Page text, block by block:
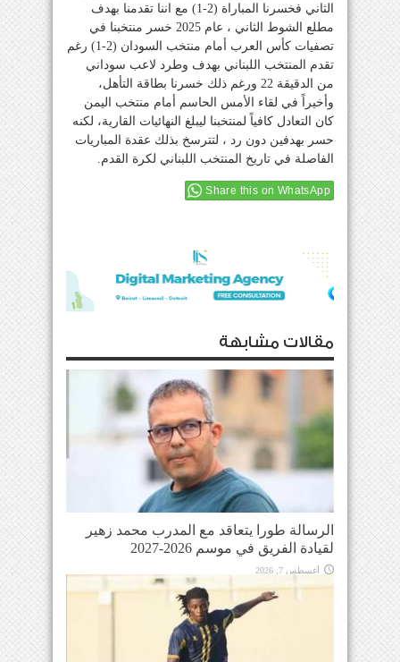
الثاني فخسرنا المباراة (2-1) مع اننا تقدمنا بهدف
مطلع الشوط الثاني ، عام 2025 خسر منتخبنا في
تصفيات كأس العرب أمام منتخب السودان (2-1) رغم
تقدم المنتخب اللبناني بهدف وطرد لاعب سوداني
من الدقيقة 22 ورغم ذلك خسرنا بطاقة التأهل،
وأخيراً في لقاء الأمس الحاسم أمام منتخب اليمن
كان التعادل كافياً لمنتخبنا ليبلغ النهائيات القارية، لكنه
حسر بهدفين دون رد ، لتترسخ بذلك عقدة المباريات
الفاصلة في تاريخ المنتخب اللبناني لكرة القدم.
Share this on WhatsApp
مقالات مشابهة
الرسالة طورا يتعاقد مع المدرب محمد زهير
لقيادة الفريق في موسم 2026-2027
أغسطس 7, 2026